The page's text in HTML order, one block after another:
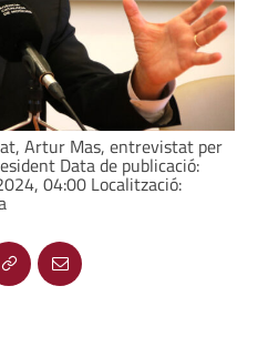
Artur Mas, entrevistat per
Data de publicació:
04:00 Localització: